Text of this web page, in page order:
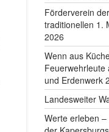
Förderverein
traditionellen 1.
2026
Wenn aus
Feuerwehrleute
und Erdenwerk
Landesweiter
Werte erleben